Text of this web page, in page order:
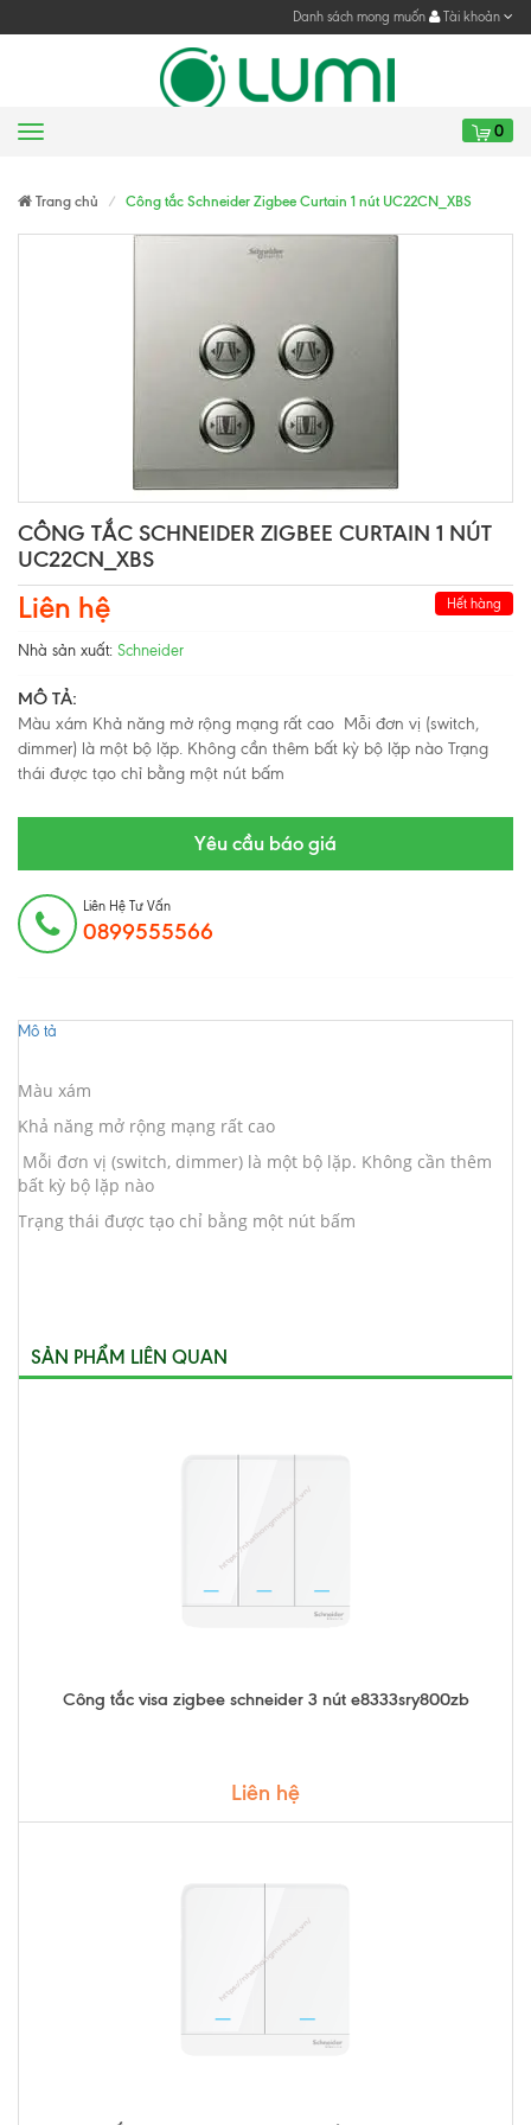
Danh sách mong muốn Tài khoản
Menu 0
Trang chủ Công tắc Schneider Zigbee Curtain 1 nút UC22CN_XBS
CÔNG TẮC SCHNEIDER ZIGBEE CURTAIN 1 NÚT
UC22CN_XBS
Liên hệ Hết hàng
Nhà sản xuất: Schneider
MÔ TẢ:
Màu xám Khả năng mở rộng mạng rất cao Mỗi đơn vị (switch,
dimmer) là một bộ lặp. Không cần thêm bất kỳ bộ lặp nào Trạng
thái được tạo chỉ bằng một nút bấm
Yêu cầu báo giá
Liên Hệ Tư Vấn
0899555566
Mô tả
Màu xám
Khả năng mở rộng mạng rất cao
Mỗi đơn vị (switch, dimmer) là một bộ lặp. Không cần thêm
bất kỳ bộ lặp nào
Trạng thái được tạo chỉ bằng một nút bấm
SẢN PHẨM LIÊN QUAN
Công tắc visa zigbee schneider 3 nút e8333sry800zb
Liên hệ